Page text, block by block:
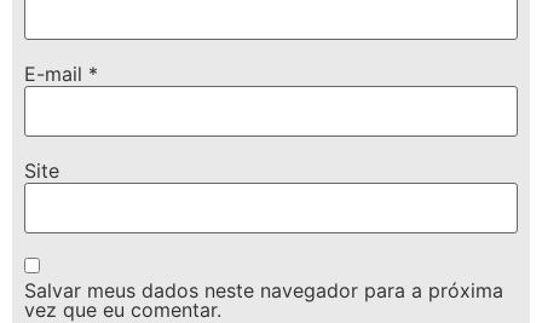
E-mail *
Site
Salvar meus dados neste navegador para a próxima
vez que eu comentar.